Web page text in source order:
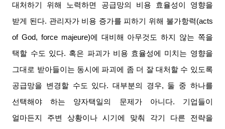
대처하기 위해 노력하면 공급망의 비용 효율성이 영향을
받게 된다. 관리자가 비용 증가를 피하기 위해 불가항력(acts
of God, force majeure)에 대비해 아무것도 하지 않는 쪽을
택할 수도 있다. 혹은 파괴가 비용 효율성에 미치는 영향을
그대로 받아들이는 동시에 파괴에 좀 더 잘 대처할 수 있도록
공급망을 변경할 수도 있다.대부분의 경우, 둘 중 하나를
선택해야 하는 양자택일의 문제가 아니다. 기업들이
얼마든지 주변 상황이나 시기에 맞춰 각기 다른 전략을